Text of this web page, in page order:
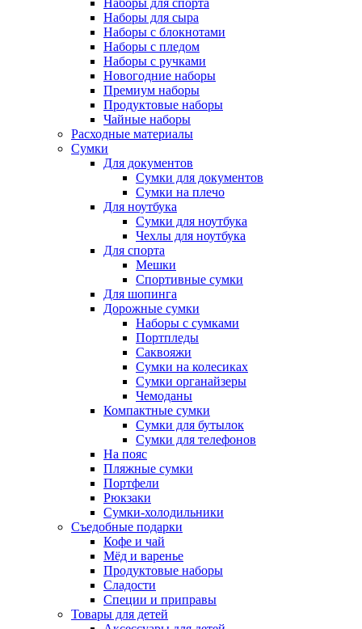
Наборы для спорта
Наборы для сыра
Наборы с блокнотами
Наборы с пледом
Наборы с ручками
Новогодние наборы
Премиум наборы
Продуктовые наборы
Чайные наборы
Расходные материалы
Сумки
Для документов
Сумки для документов
Сумки на плечо
Для ноутбука
Сумки для ноутбука
Чехлы для ноутбука
Для спорта
Мешки
Спортивные сумки
Для шопинга
Дорожные сумки
Наборы с сумками
Портпледы
Саквояжи
Сумки на колесиках
Сумки органайзеры
Чемоданы
Компактные сумки
Сумки для бутылок
Сумки для телефонов
На пояс
Пляжные сумки
Портфели
Рюкзаки
Сумки-холодильники
Съедобные подарки
Кофе и чай
Мёд и варенье
Продуктовые наборы
Сладости
Специи и приправы
Товары для детей